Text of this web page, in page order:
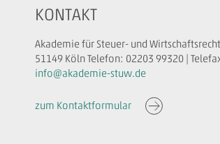
KONTAKT
Akademie für Steuer- und
51149 Köln Telefon: 02203 99320 |
info@akademie-stuw.de
zum Kontaktformular